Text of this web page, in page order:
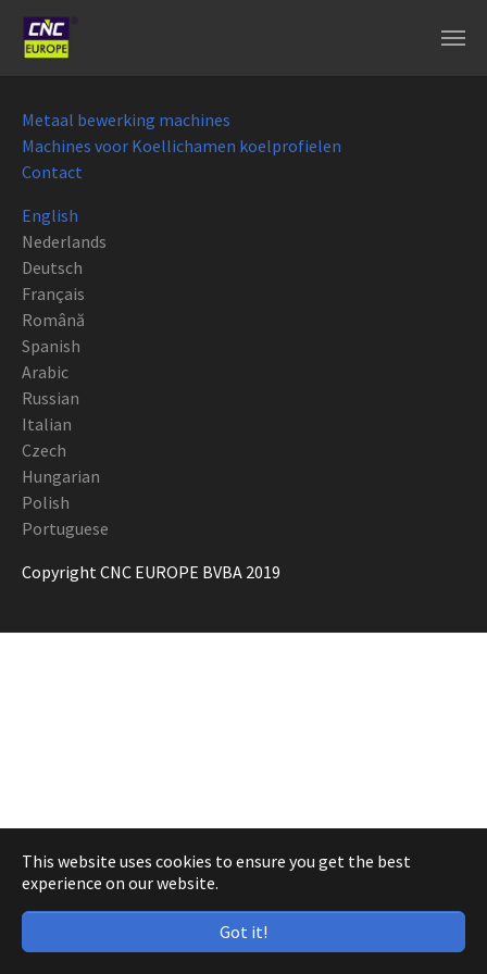
This website uses cookies to ensure you get the best
experience on our website.
Got it!
Metaal bewerking machines
Machines voor Koellichamen koelprofielen
Contact
English
Nederlands
Deutsch
Français
Română
Spanish
Arabic
Russian
Italian
Czech
Hungarian
Polish
Portuguese
Copyright CNC EUROPE BVBA 2019